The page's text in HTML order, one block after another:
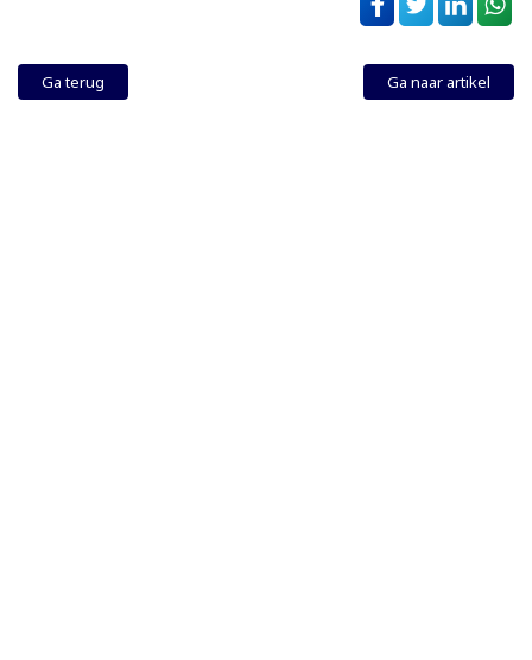
Ga terug Ga naar artikel